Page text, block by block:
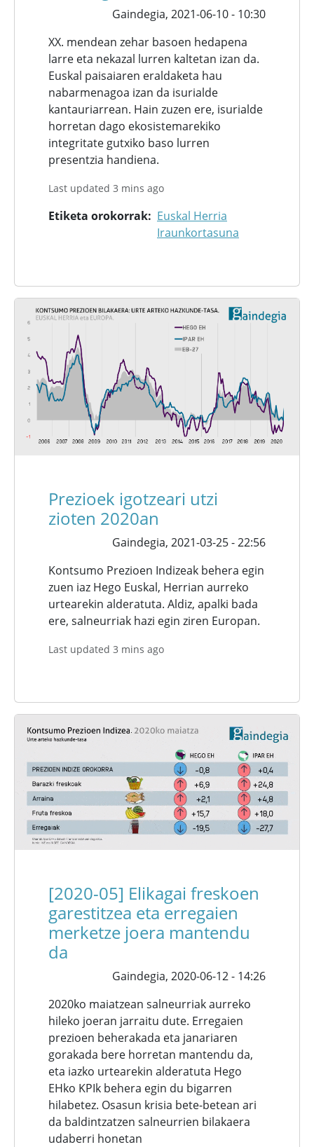
Gaindegia, 2021-06-10 - 10:30
XX. mendean zehar basoen hedapena
larre eta nekazal lurren kaltetan izan da.
Euskal paisaiaren eraldaketa hau
nabarmenagoa izan da isurialde
kantauriarrean. Hain zuzen ere, isurialde
horretan dago ekosistemarekiko
integritate gutxiko baso lurren
presentzia handiena.
Last updated 3 mins ago
Etiketa orokorrak
Euskal Herria
Iraunkortasuna
Prezioek igotzeari utzi
zioten 2020an
Gaindegia, 2021-03-25 - 22:56
Kontsumo Prezioen Indizeak behera egin
zuen iaz Hego Euskal, Herrian aurreko
urtearekin alderatuta. Aldiz, apalki bada
ere, salneurriak hazi egin ziren Europan.
Last updated 3 mins ago
[2020-05] Elikagai freskoen
garestitzea eta erregaien
merketze joera mantendu
da
Gaindegia, 2020-06-12 - 14:26
2020ko maiatzean salneurriak aurreko
hileko joeran jarraitu dute. Erregaien
prezioen beherakada eta janariaren
gorakada bere horretan mantendu da,
eta iazko urtearekin alderatuta Hego
EHko KPIk behera egin du bigarren
hilabetez. Osasun krisia bete-betean ari
da baldintzatzen salneurrien bilakaera
udaberri honetan